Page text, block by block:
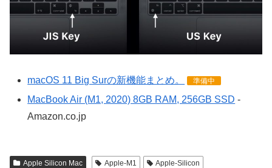
macOS 11 Big Surの新機能まとめ。 準備中
MacBook Air (M1, 2020) 8GB RAM, 256GB SSD -
Amazon.co.jp
Apple Silicon Mac Apple-M1
Apple-Silicon